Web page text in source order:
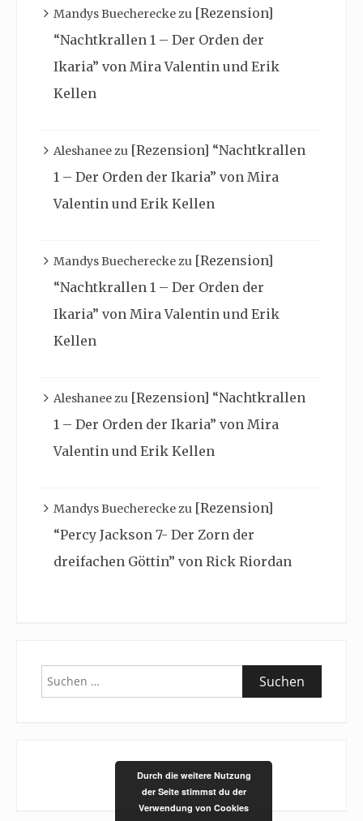
Mandys Buechereckezu [Rezension]
“Nachtkrallen 1 – Der Orden der
Ikaria” von Mira Valentin und Erik
Kellen
Aleshaneezu [Rezension] “Nachtkrallen
1 – Der Orden der Ikaria” von Mira
Valentin und Erik Kellen
Mandys Buechereckezu [Rezension]
“Nachtkrallen 1 – Der Orden der
Ikaria” von Mira Valentin und Erik
Kellen
Aleshaneezu [Rezension] “Nachtkrallen
1 – Der Orden der Ikaria” von Mira
Valentin und Erik Kellen
Mandys Buechereckezu [Rezension]
“Percy Jackson 7- Der Zorn der
dreifachen Göttin” von Rick Riordan
Suchen
nach:
Durch die weitere Nutzung
der Seite stimmst du der
Verwendung von Cookies